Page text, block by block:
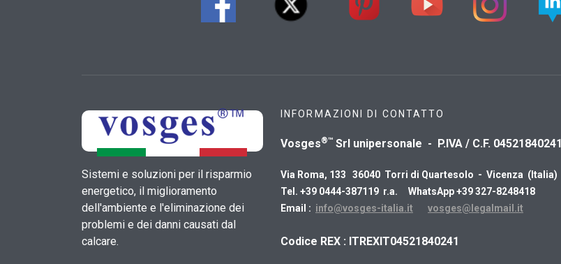
Sistemi e soluzioni per il risparmio
energetico, il miglioramento
dell'ambiente e l'eliminazione dei
problemi e dei danni causati dal
calcare.
INFORMAZIONI DI CONTATTO
Vosges®™ Srl unipersonale - P.IVA / C.F. 04521840241
Via Roma, 133 36040 Torri di Quartesolo - Vicenza (Italia)
Tel. +39 0444-387119 r.a. WhatsApp +39 327-8248418
Email : info@vosges-italia.it vosges@legalmail.it
​Codice REX : ITREXIT04521840241